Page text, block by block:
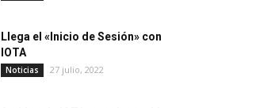
Llega el «Inicio de Sesión» con
IOTA
Noticias 27 julio, 2022